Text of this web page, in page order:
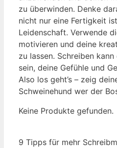
zu überwinden. Denke
nicht nur eine Fertigkeit
Leidenschaft. Verwende
motivieren und deine
zu lassen. Schreiben
sein, deine Gefühle und
Also los geht’s – zeig
Schweinehund wer der
Keine Produkte gefunden.
9 Tipps für mehr